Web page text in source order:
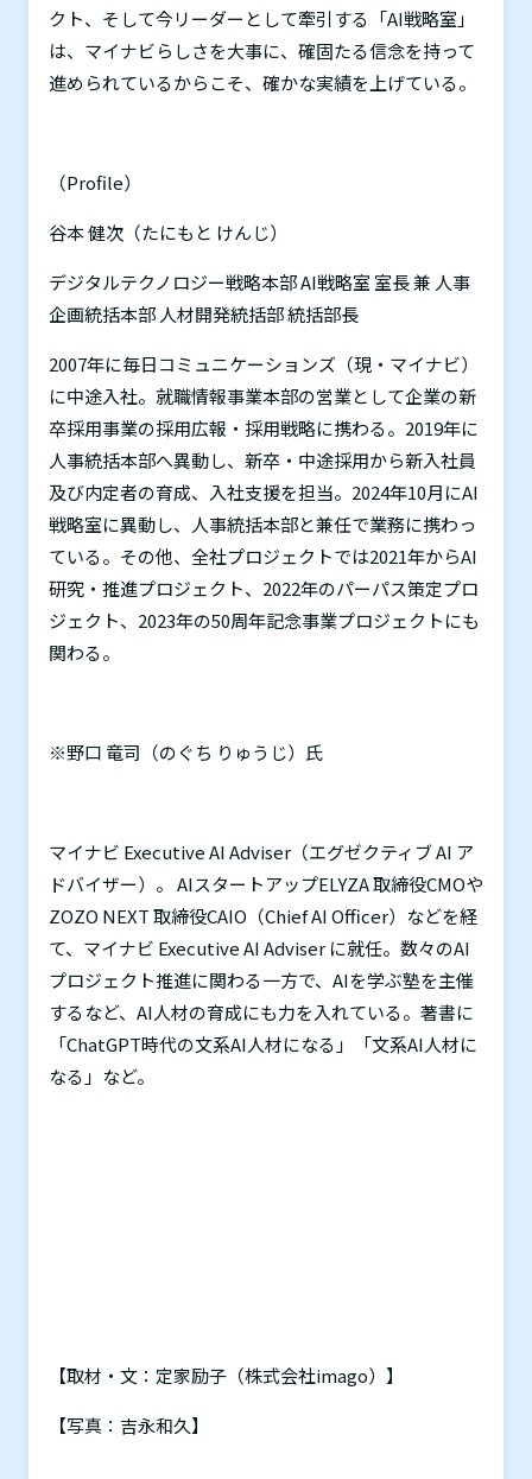
クト、そして今リーダーとして牽引する「AI戦略室」
は、マイナビらしさを大事に、確固たる信念を持って
進められているからこそ、確かな実績を上げている。
（Profile）
谷本 健次（たにもと けんじ）
デジタルテクノロジー戦略本部AI戦略室 室長 兼 人事
企画統括本部 人材開発統括部 統括部長
2007年に毎日コミュニケーションズ（現・マイナビ）
に中途入社。就職情報事業本部の営業として企業の新
卒採用事業の採用広報・採用戦略に携わる。 2019年に
人事統括本部へ異動し、新卒・中途採用から新入社員
及び内定者の育成、入社支援を担当。 2024年10月にAI
戦略室に異動し、人事統括本部と兼任で業務に携わっ
ている。その他、全社プロジェクトでは2021年からAI
研究・推進プロジェクト、 2022年のパーパス策定プロ
ジェクト、 2023年の50周年記念事業プロジェクトにも
関わる。
※野口 竜司（のぐち りゅうじ）氏
マイナビ Executive AI Adviser （エグゼクティブAI ア
ドバイザー）。 AIスタートアップELYZA取締役CMOや
ZOZO NEXT取締役CAIO （Chief AI Officer）などを経
て、マイナビ Executive AI Adviser に就任。数々のAI
プロジェクト推進に関わる一方で、 AIを学ぶ塾を主催
するなど、 AI人材の育成にも力を入れている。著書に
「ChatGPT時代の文系AI人材になる」「文系AI人材に
なる」など。
【取材・文：定家励子（株式会社imago）】
【写真：吉永和久】